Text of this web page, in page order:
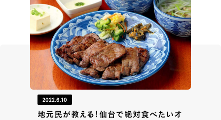
2022.6.10
地元民が教える！仙台で絶対食べたいオ